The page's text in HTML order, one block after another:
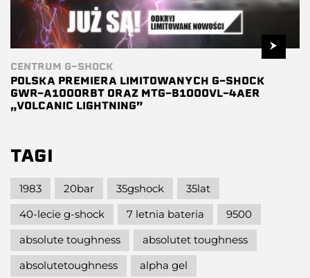
CENTRUM G-SHOCK
POLSKA PREMIERA LIMITOWANYCH G-SHOCK
GWR-A1000RBT ORAZ MTG-B1000VL-4AER
„VOLCANIC LIGHTNING”
TAGI
1983 20bar 35gshock
35lat
40-lecie g-shock
7 letnia bateria
9500
absolute toughness
absolutet toughness
absolutetoughness
alpha gel